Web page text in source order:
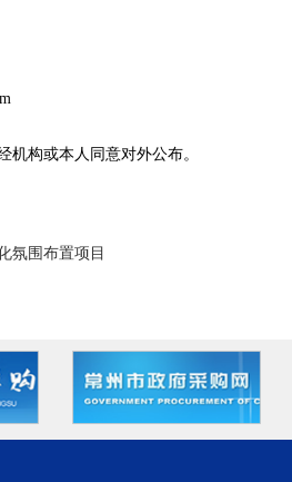
机构或本人同意对外公布。
氛围布置项目